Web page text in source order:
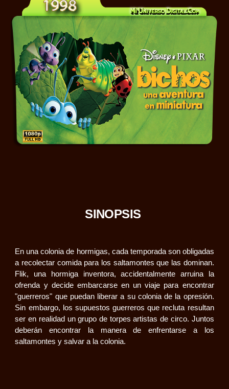
SINOPSIS
En una colonia de hormigas, cada temporada son obligadas
a recolectar comida para los saltamontes que las dominan.
Flik, una hormiga inventora, accidentalmente arruina la
ofrenda y decide embarcarse en un viaje para encontrar
"guerreros" que puedan liberar a su colonia de la opresión.
Sin embargo, los supuestos guerreros que recluta resultan
ser en realidad un grupo de torpes artistas de circo. Juntos
deberán encontrar la manera de enfrentarse a los
saltamontes y salvar a la colonia.